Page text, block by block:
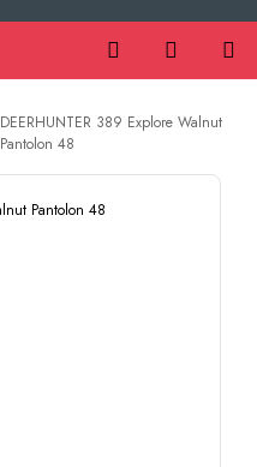
DEERHUNTER 389 Explore Walnut
Pantolon 48